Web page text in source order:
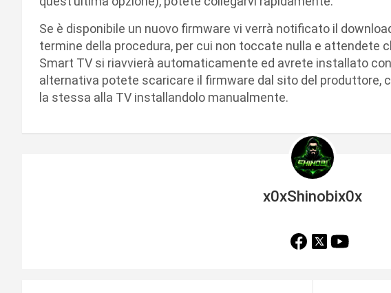
Se è disponibile un nuovo firmware vi verrà notificato il
termine della procedura, per cui non toccate nulla e attendete
Smart TV si riavvierà automaticamente ed avrete installato
alternativa potete scaricare il firmware dal sito del produttore,
la stessa alla TV installandolo manualmente.
x0xShinobix0x